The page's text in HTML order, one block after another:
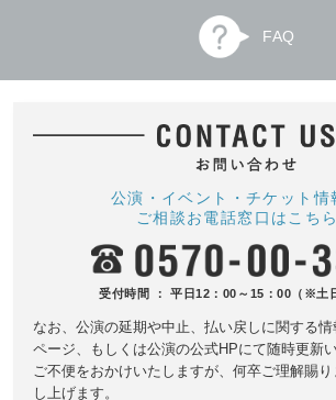
FAQ
公演・イベント・チケット情
ご相談お電話窓口はこちら
受付時間 ： 平日12：00～15：00（※土
なお、公演の延期や中止、払い戻しに関する情
ページ、もしくは公演の公式HPにて随時更新い
ご不便をおかけいたしますが、何卒ご理解賜
し上げます。